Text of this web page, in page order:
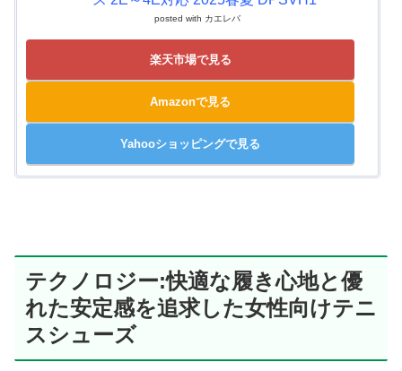
posted with カエレバ
楽天市場で見る
Amazonで見る
Yahooショッピングで見る
テクノロジー:快適な履き心地と優
れた安定感を追求した女性向けテニ
スシューズ